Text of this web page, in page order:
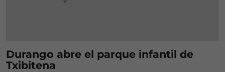
Durango abre el parque infantil de
Txibitena